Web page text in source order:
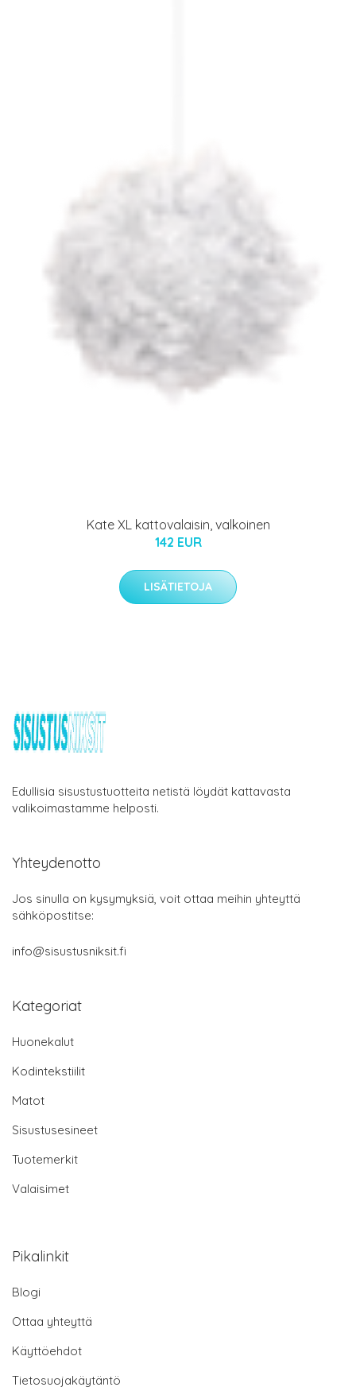
Kate XL kattovalaisin, valkoinen
142 EUR
LISÄTIETOJA
Edullisia sisustustuotteita netistä löydät kattavasta
valikoimastamme helposti.
Yhteydenotto
Jos sinulla on kysymyksiä, voit ottaa meihin yhteyttä
sähköpostitse:
info@sisustusniksit.fi
Kategoriat
Huonekalut
Kodintekstiilit
Matot
Sisustusesineet
Tuotemerkit
Valaisimet
Pikalinkit
Blogi
Ottaa yhteyttä
Käyttöehdot
Tietosuojakäytäntö